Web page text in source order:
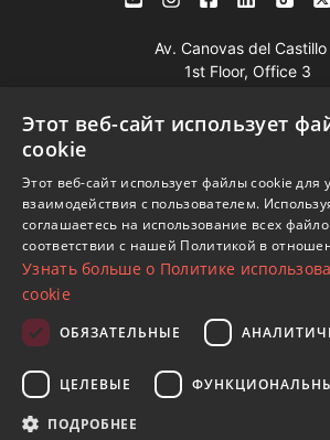
Av. Canovas del
1st Floor, Office 3
Посмотреть на карте
Телефон:+34 952 765
Моб:+34 601 636
Whatsapp:+34 952 765
www.dmproperties.com
© Copyright 1989 - 2026 Diana Morales
Frank ·
Сайт применяет Правила и
Этот веб-сайт использует
cookie
Этот веб-сайт использует файлы cookie для
взаимодействия с пользователем.
соглашаетесь на использование всех
соответствии с нашей Политикой в
Узнать больше о Политике
cookie
ОБЯЗАТЕЛЬНЫЕ
ЦЕЛЕВЫЕ
ПОДРОБНЕЕ